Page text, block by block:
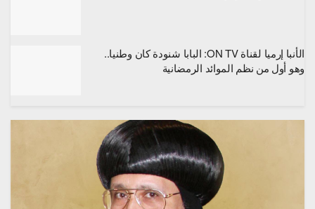
الأنبا إرميا لقناة ON TV: البابا شنودة كان وطنيا..
وهو أول من نظم الموائد الرمضانية